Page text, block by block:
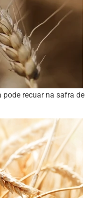
recuar na safra de